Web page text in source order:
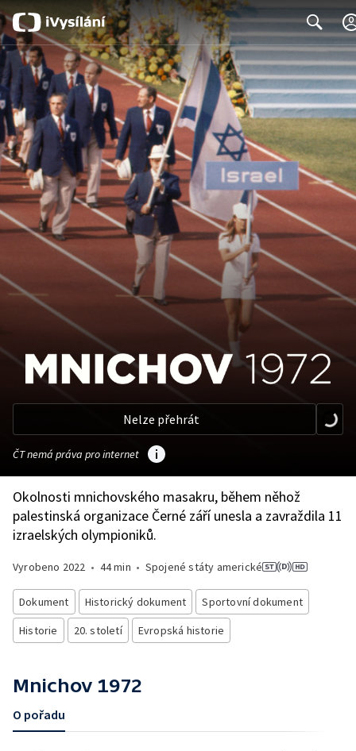
Search
Nelze přehrát
ČT nemá práva pro internet
Okolnosti mnichovského masakru, během něhož
palestinská organizace Černé září unesla a zavraždila 11
izraelských olympioniků.
Vyrobeno 2022 • 44 min • Spojené státy americké
Dokument Historický dokument
Sportovní dokument
Historie
20. století Evropská historie
Mnichov 1972
O pořadu